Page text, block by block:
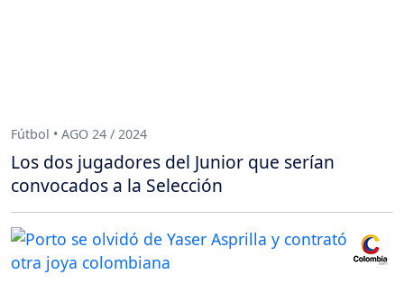
Fútbol • AGO 24 / 2024
Los dos jugadores del Junior que serían
convocados a la Selección